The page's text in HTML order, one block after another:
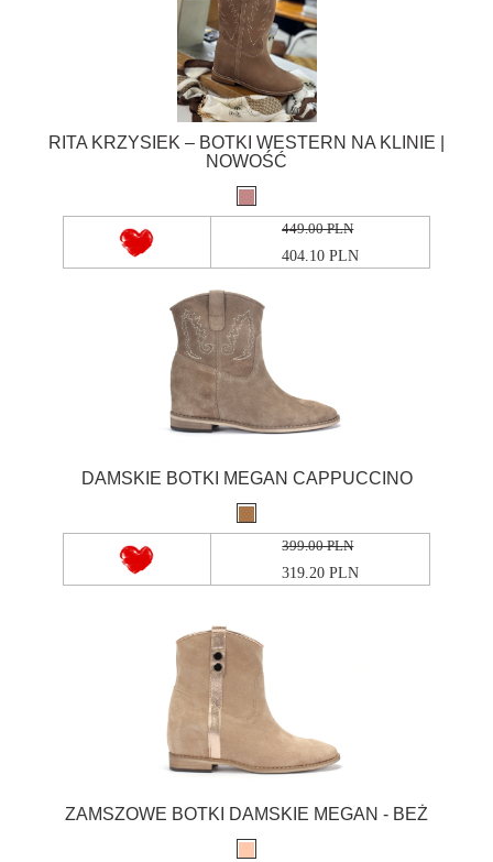
RITA KRZYSIEK – BOTKI WESTERN NA KLINIE |
NOWOŚĆ
449.00 PLN
404.10 PLN
DAMSKIE BOTKI MEGAN CAPPUCCINO
399.00 PLN
319.20 PLN
ZAMSZOWE BOTKI DAMSKIE MEGAN - BEŻ